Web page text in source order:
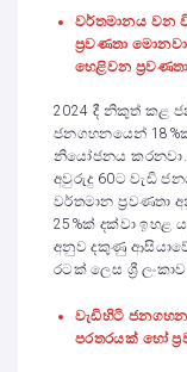
වර්තමානය වන
ප්‍රවණතා
හෙළිවන
2024 දී නිකුත් කළ
ජනගහනයෙන්
නියෝජනය කරනවා.
අවුරුදු 60ට වැඩි
වර්තමාන ප්‍රවණතා
25%ක් දක්වා ඉහළ
අනුව දකුණු
රටක් ලෙස ශ්‍රී
වැඩිහිටි
පරතරයක් හෝ